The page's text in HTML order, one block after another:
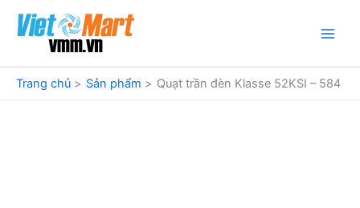
dung
Trang chủ
Sản phẩm Quạt trần đèn Klasse 52KSI – 584